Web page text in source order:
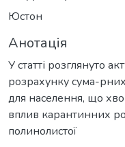
Юстон
Анотація
У статті розглянуто
розрахунку сума-
для населення, що
вплив карантинних
полинолистої